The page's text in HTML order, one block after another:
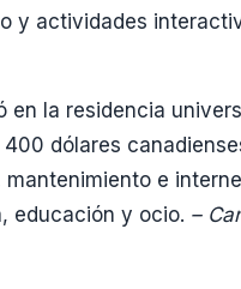
y actividades
en la residencia
dólares
e
educación y ocio. –